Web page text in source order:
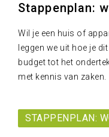
Stappenplan:
Wil je een huis of
leggen we uit hoe je
budget tot het
met kennis van zaken.
STAPPENPLAN: